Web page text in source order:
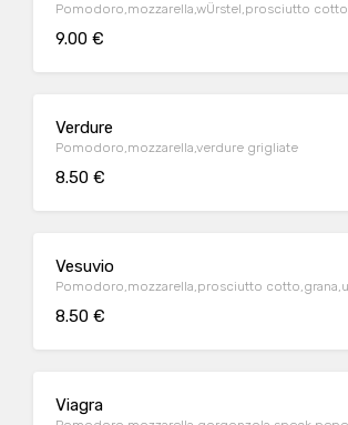
Pomodoro,mozzarella,wÜrstel,prosciutto
9.00 €
Verdure
Pomodoro,mozzarella,verdure grigliate
8.50 €
Vesuvio
Pomodoro,mozzarella,prosciutto
8.50 €
Viagra